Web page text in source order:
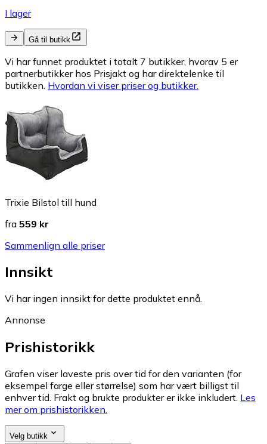
I lager
Gå til butikk
Vi har funnet produktet i totalt 7 butikker, hvorav 5 er
partnerbutikker hos Prisjakt og har direktelenke til
butikken. Hvordan vi viser priser og butikker.
Trixie Bilstol till hund
fra 559 kr
Sammenlign alle priser
Innsikt
Vi har ingen innsikt for dette produktet ennå.
Annonse
Prishistorikk
Grafen viser laveste pris over tid for den varianten (for
eksempel farge eller størrelse) som har vært billigst til
enhver tid. Frakt og brukte produkter er ikke inkludert. Les
mer om prishistorikken.
Velg butikk